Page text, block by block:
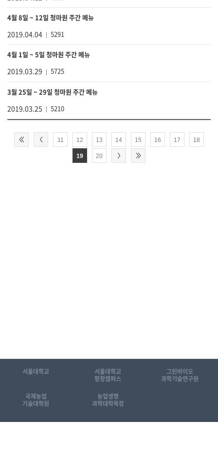
4월 8일 ~ 12일 청마원 주간 메뉴
2019.04.04 5291
4월 1일 ~ 5일 청마원 주간 메뉴
2019.03.29 5725
3월 25일 ~ 29일 청마원 주간 메뉴
2019.03.25 5210
11 12 13 14 15 16 17 18
19 20
서울대학교
서울대학교
평창캠퍼스
그린바이오
과학기술연구원
국제농업
기술대학원
농업생명
과학대학목장